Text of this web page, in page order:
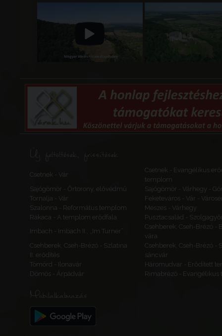
Új feltöltések, frissítések
Csetnek - Vár
Csetnek - Evangélikus
templom
Sajógömör - Őrtorony, elővédmű
Sajógömör - Várhegy -
Tornalja - Vár
Feketeváros - Vár -
Szalonna - Református templom
Meszes - Várhegy
Rakaca - A templom erődfala
Pusztacsalád -
Imbach - Imbach II., „Im Turner”
Csehberek, Cseh-Brézó -
vára
Csehberek, Cseh-Brézó - Szlatina
II. erődítés
Csehberek, Cseh-Brézó -
sáncvár
Tömörd - Ilonavár
Háromudvar - Erődített
Dömös - Árpádvár
Rimabrézó -
Mobilalkalmazás